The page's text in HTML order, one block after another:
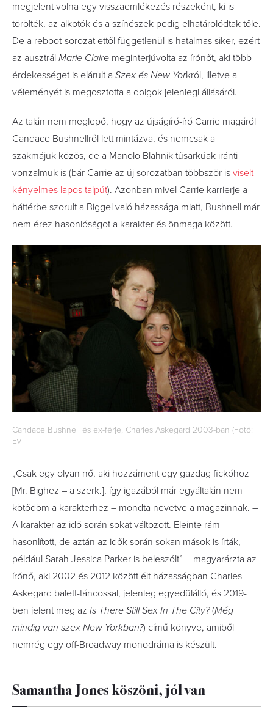
megjelent volna egy visszaemlékezés részeként, ki is
törölték, az alkotók és a színészek pedig elhatárolódtak tőle.
De a reboot-sorozat ettől függetlenül is hatalmas siker, ezért
az ausztrál Marie Claire meginterjúvolta az írónőt, aki több
érdekességet is elárult a Szex és New Yorkról, illetve a
véleményét is megosztotta a dolgok jelenlegi állásáról.
Az talán nem meglepő, hogy az újságíró-író Carrie magáról
Candace Bushnellről lett mintázva, és nemcsak a
szakmájuk közös, de a Manolo Blahnik tűsarkúak iránti
vonzalmuk is (bár Carrie az új sorozatban többször is viselt
kényelmes lapos talpút). Azonban mivel Carrie karrierje a
háttérbe szorult a Biggel való házassága miatt, Bushnell már
nem érez hasonlóságot a karakter és önmaga között.
Candace Bushnell és ex-férje, Charles Askegard 2003-ban (Fotó:
Ev
„Csak egy olyan nő, aki hozzáment egy gazdag fickóhoz
[Mr. Bighez – a szerk.], így igazából már egyáltalán nem
kötődöm a karakterhez – mondta nevetve a magazinnak. –
A karakter az idő során sokat változott. Eleinte rám
hasonlított, de aztán az idők során sokan mások is írták,
például Sarah Jessica Parker is beleszólt” – magyarárzta az
írónő, aki 2002 és 2012 között élt házasságban Charles
Askegard balett-táncossal, jelenleg egyedülálló, és 2019-
ben jelent meg az Is There Still Sex In The City?(Még
mindig van szex New Yorkban?) című könyve, amiből
nemrég egy off-Broadway monodráma is készült.
Samantha Jones köszöni, jól van